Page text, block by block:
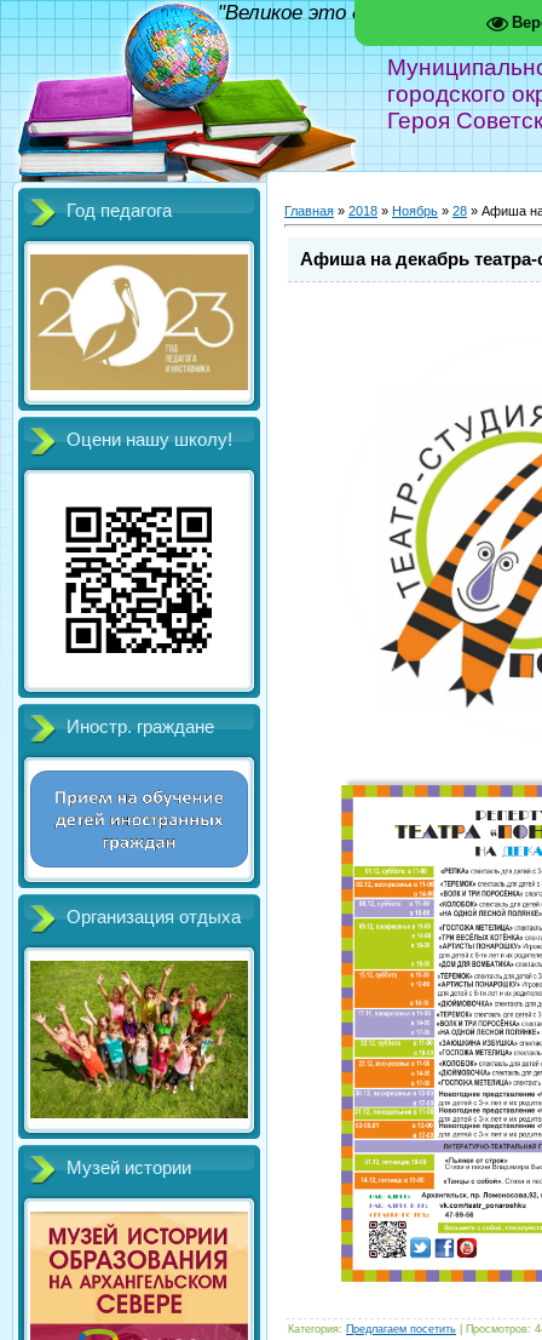
городского
Героя
"Великое это дело - школа!"
Год педагога
Оцени нашу школу!
Иностр. граждане
Организация отдыха
Музей истории
Главная » 2018 » Ноябрь » 28 » Афиша на
Афиша на декабрь
Категория: Предлагаем посетить Просмотров: